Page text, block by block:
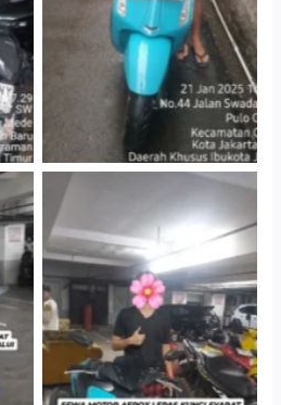
Cityplaza Jatinegara
Gedung Parkir P6A